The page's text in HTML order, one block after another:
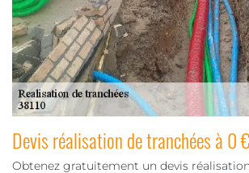
Devis réalisation de tranchées à 0 €
Obtenez gratuitement un devis